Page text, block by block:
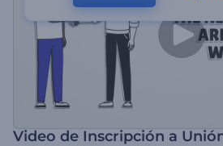
Video de Inscripción a